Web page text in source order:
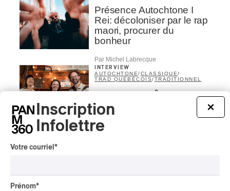
Présence Autochtone I
Rei: décoloniser par le rap
maori, procurer du
bonheur
Par Michel Labrecque
INTERVIEW
AUTOCHTONE/CLASSIQUE/
TRAD QUÉBÉCOIS/TRADITIONNEL
Concerts aux Îles du Bic
| Robin Servant : la
musique comme lieu de
rencontre
×
Inscription
Infolettre
Votre courriel *
Prénom*